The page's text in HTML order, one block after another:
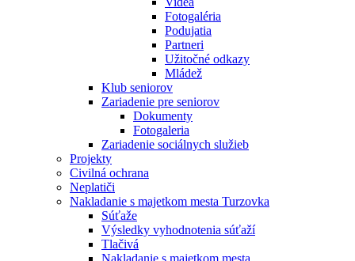
Fotogaléria
Podujatia
Partneri
Užitočné odkazy
Mládež
Klub seniorov
Zariadenie pre seniorov
Dokumenty
Fotogaleria
Zariadenie sociálnych služieb
Projekty
Civilná ochrana
Neplatiči
Nakladanie s majetkom mesta Turzovka
Súťaže
Výsledky vyhodnotenia súťaží
Tlačivá
Nakladanie s majetkom mesta